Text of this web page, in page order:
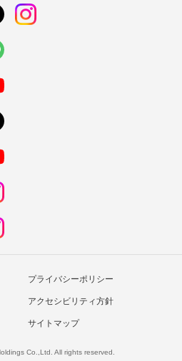
プライバシーポリシー
アクセシビリティ方針
サイトマップ
Co.,Ltd. All rights reserved.